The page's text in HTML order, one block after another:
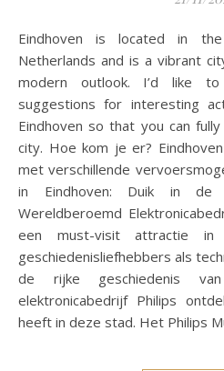
Eindhoven is located in the southern part of the
Netherlands and is a vibrant
modern outlook. I’d like
suggestions for interesting
Eindhoven so that you can
city. Hoe kom je er?
met verschillende
in Eindhoven: Duik in de
Wereldberoemd
een must-visit attractie in
geschiedenisliefhebbers als
de rijke geschiedenis
elektronicabedrijf Philips
heeft in deze stad. Het Philips